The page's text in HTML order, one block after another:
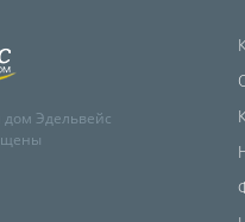
дом Эдельвейс